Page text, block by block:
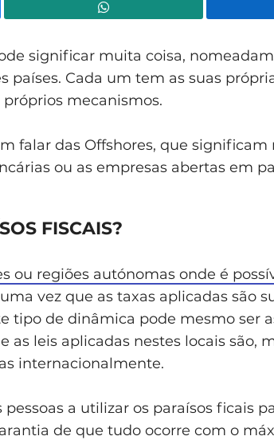
significar muita coisa,
Cada um tem as suas
mecanismos.
falar das Offshores, que significam
ou as empresas abertas em
FISCAIS?
ou regiões autónomas onde é
vez que as taxas aplicadas são
tipo de dinâmica pode mesmo ser
as leis aplicadas nestes locais são,
internacionalmente.
a utilizar os paraísos ficais
de que tudo ocorre com o